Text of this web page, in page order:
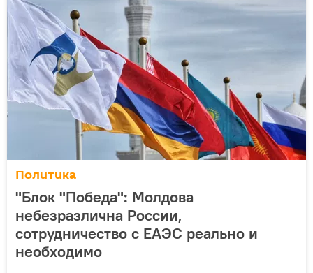
Политика
"Блок "Победа": Молдова
небезразлична России,
сотрудничество с ЕАЭС реально и
необходимо